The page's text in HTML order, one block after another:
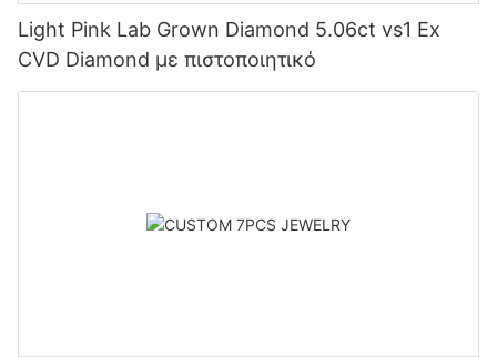
Light Pink Lab Grown Diamond 5.06ct vs1 Ex
CVD Diamond με πιστοποιητικό